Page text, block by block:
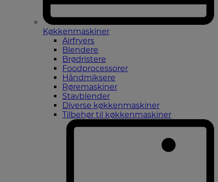
Køkkenmaskiner
Airfryers
Blendere
Brødristere
Foodprocessorer
Håndmiksere
Røremaskiner
Stavblender
Diverse køkkenmaskiner
Tilbehør til køkkenmaskiner